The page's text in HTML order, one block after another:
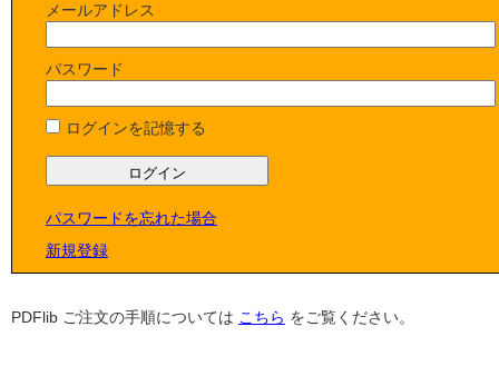
メールアドレス
パスワード
ログインを記憶する
パスワードを忘れた場合
新規登録
PDFlib ご注文の手順については こちら をご覧ください。